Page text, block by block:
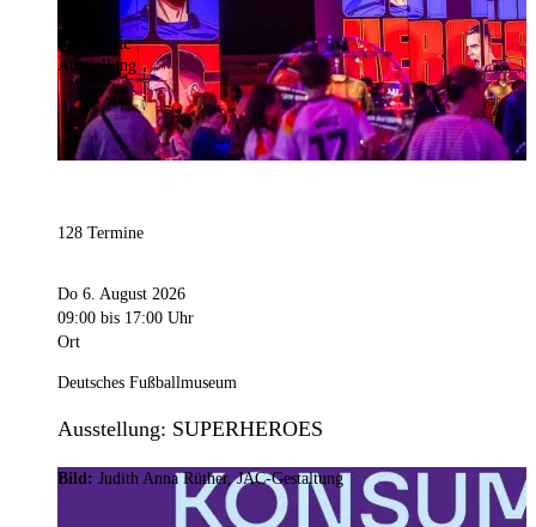
Kategorie
Ausstellung
128 Termine
Do 6. August 2026
09:00 bis 17:00 Uhr
Ort
Deutsches Fußballmuseum
Ausstellung: SUPERHEROES
Bild: Judith Anna Rüther, JAC-Gestaltung